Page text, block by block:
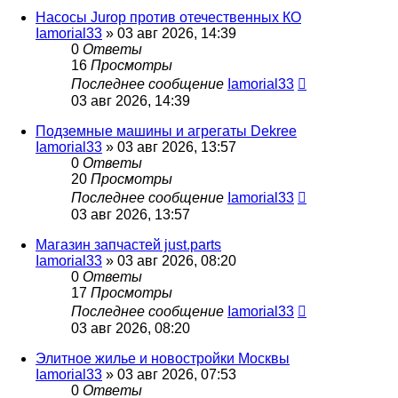
Насосы Jurop против отечественных КО
Iamorial33 » 03 авг 2026, 14:39
0 Ответы
16 Просмотры
Последнее сообщение Iamorial33
03 авг 2026, 14:39
Подземные машины и агрегаты Dekree
Iamorial33 » 03 авг 2026, 13:57
0 Ответы
20 Просмотры
Последнее сообщение Iamorial33
03 авг 2026, 13:57
Магазин запчастей just.parts
Iamorial33 » 03 авг 2026, 08:20
0 Ответы
17 Просмотры
Последнее сообщение Iamorial33
03 авг 2026, 08:20
Элитное жилье и новостройки Москвы
Iamorial33 » 03 авг 2026, 07:53
0 Ответы